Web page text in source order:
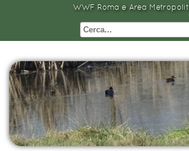
WWF Roma e Area